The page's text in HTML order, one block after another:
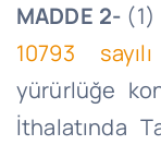
MADDE 2- (1)
10793
yürürlüğe
İthalatında